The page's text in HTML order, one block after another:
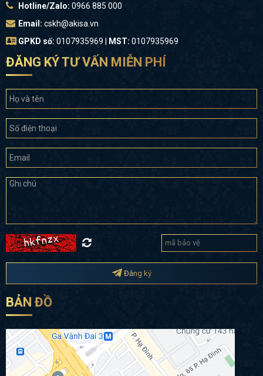
Hotline/Zalo: 0966 885 000
Email: cskh@akisa.vn
GPKD số: 0107935969 | MST: 0107935969
ĐĂNG KÝ TƯ VẤN MIỄN PHÍ
Đăng ký
BẢN ĐỒ